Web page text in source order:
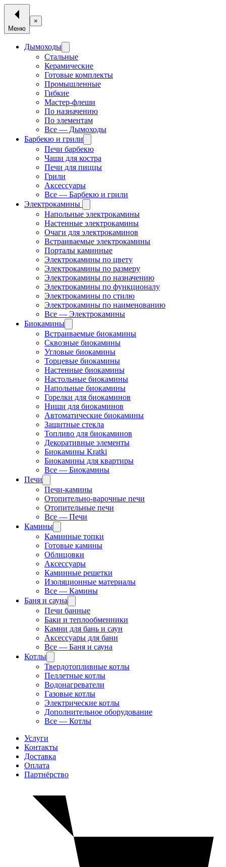
Меню
×
Дымоходы
Стальные
Керамические
Готовые комплекты
Промышленные
Гибкие
Мастер-флеши
По назначению
По элементам
Все — Дымоходы
Барбекю и грили
Печи барбекю
Чаши для костра
Печи для пиццы
Грили
Аксессуары
Все — Барбекю и грили
Электрокамины
Напольные электрокамины
Настенные электрокамины
Очаги для электрокаминов
Встраиваемые электрокамины
Порталы каминные
Электрокамины по цвету
Электрокамины по размеру
Электрокамины по назначению
Электрокамины по функционалу
Электрокамины по стилю
Электрокамины по наименованию
Все — Электрокамины
Биокамины
Встраиваемые биокамины
Сквозные биокамины
Угловые биокамины
Торцевые биокамины
Настенные биокамины
Настольные биокамины
Напольные биокамины
Горелки для биокаминов
Ниши для биокаминов
Автоматические биокамины
Защитные стекла
Топливо для биокаминов
Декоративные элементы
Биокамины Kratki
Биокамины для квартиры
Все — Биокамины
Печи
Печи-камины
Отопительно-варочные печи
Отопительные печи
Все — Печи
Камины
Каминные топки
Готовые камины
Облицовки
Аксессуары
Каминные решетки
Изоляционные материалы
Все — Камины
Баня и сауна
Печи банные
Баки и теплообменники
Камни для бань и саун
Аксессуары для бани
Все — Баня и сауна
Котлы
Твердотопливные котлы
Пеллетные котлы
Водонагреватели
Газовые котлы
Электрические котлы
Дополнительное оборудование
Все — Котлы
Услуги
Контакты
Доставка
Оплата
Партнёрство